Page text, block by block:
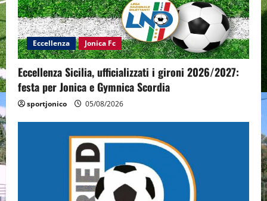
Eccellenza Jonica Fc
Eccellenza Sicilia, ufficializzati i gironi 2026/2027:
festa per Jonica e Gymnica Scordia
sportjonico 05/08/2026